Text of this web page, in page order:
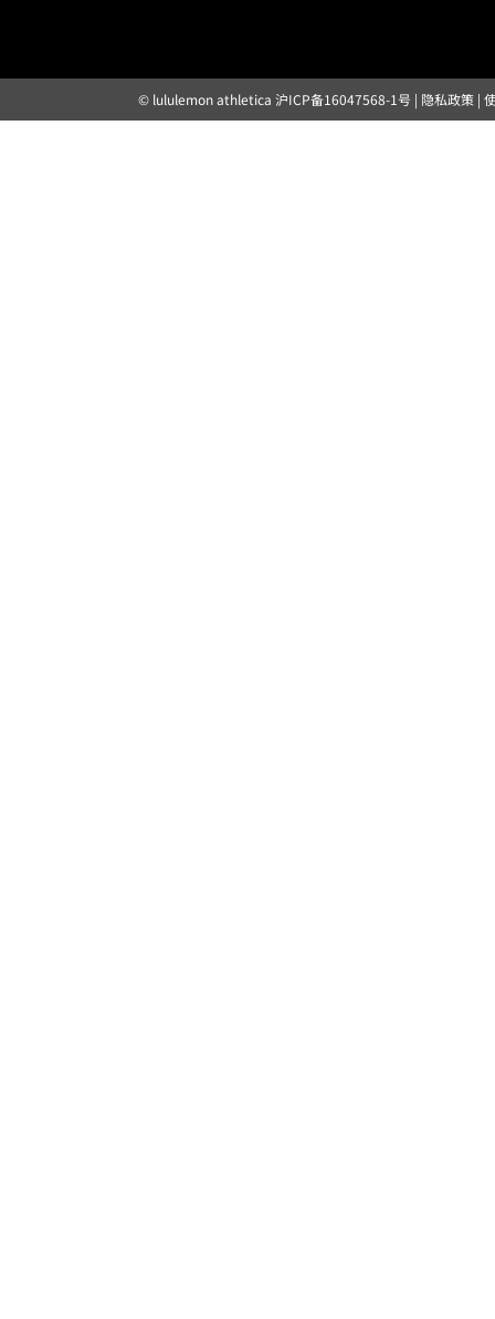
© lululemon athletica 沪ICP备16047568-1号 | 隐私政策|